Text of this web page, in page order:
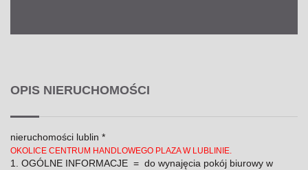
OPIS NIERUCHOMOŚCI
nieruchomości lublin *
OKOLICE CENTRUM HANDLOWEGO PLAZA W LUBLINIE.
1. OGÓLNE INFORMACJE = do wynajęcia pokój biurowy w